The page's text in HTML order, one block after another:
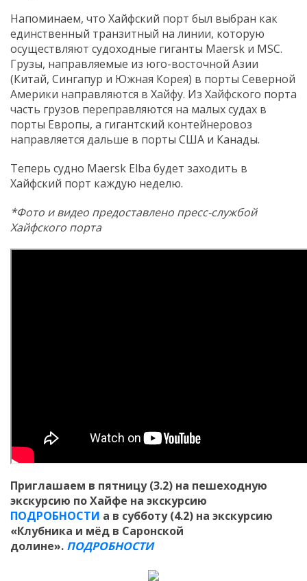
Напоминаем, что Хайфский порт был выбран как
единственный транзитный на линии, которую
осуществляют судоходные гиганты Maersk и MSC.
Грузы, направляемые из юго-восточной Азии
(Китай, Сингапур и Южная Корея) в порты Северной
Америки направляются в Хайфу. Из Хайфского порта
часть грузов переправляются на малых судах в
порты Европы, а гигантский контейнеровоз
направляется дальше в порты США и Канады.
Теперь судно Maersk Elba будет заходить в
Хайфский порт каждую неделю.
*Фото и видео предоставлено пресс-службой
Хайфского порта
Приглашаем в пятницу (3.2) на пешеходную
экскурсию по Хайфе на экскурсию
ПОДРОБНОСТИ а в субботу (4.2) на экскурсию
«Клубника и мёд в Саронской
долине». ПОДРОБНОСТИ